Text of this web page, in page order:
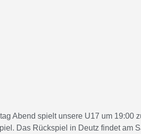
Abend spielt unsere U17 um 19:00
Das Rückspiel in Deutz findet am